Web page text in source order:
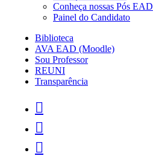
Conheça nossas Pós EAD
Painel do Candidato
Biblioteca
AVA EAD (Moodle)
Sou Professor
REUNI
Transparência


